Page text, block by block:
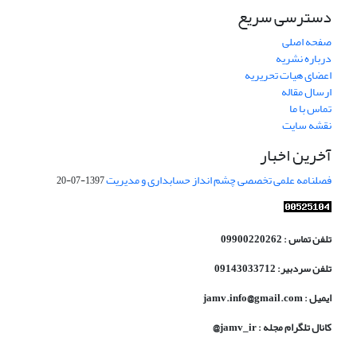
دسترسی سریع
صفحه اصلی
درباره نشریه
اعضای هیات تحریریه
ارسال مقاله
تماس با ما
نقشه سایت
آخرین اخبار
فصلنامه علمی تخصصی چشم انداز حسابداری و مدیریت1397-07-20
تلفن تماس : 09900220262
تلفن سردبیر: 09143033712
ایمیل : jamv.info@gmail.com
کانال تلگرام مجله : jamv_ir@